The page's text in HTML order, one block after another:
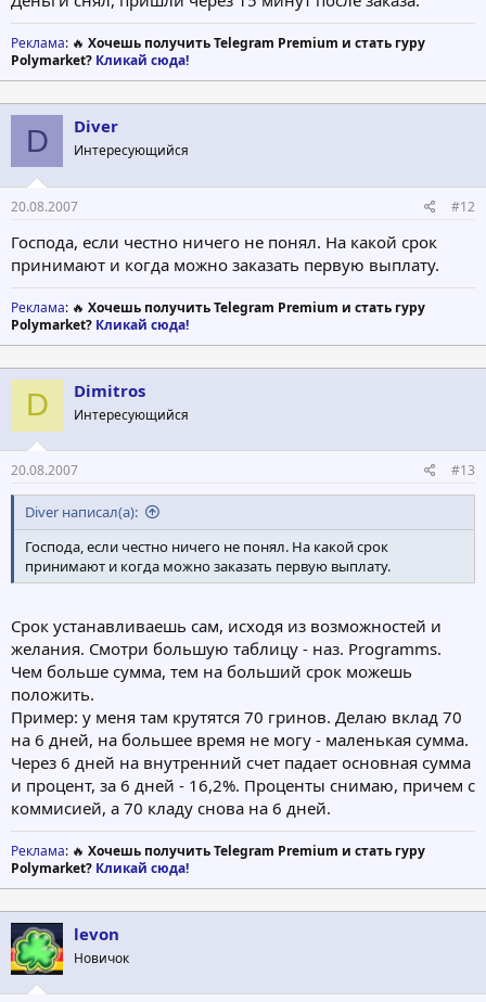
Реклама: 🔥 Хочешь получить Telegram Premium и стать гуру
Polymarket? Кликай сюда!
D Diver
Интересующийся
20.08.2007 #12
Господа, если честно ничего не понял. На какой срок
принимают и когда можно заказать первую выплату.
Реклама: 🔥 Хочешь получить Telegram Premium и стать гуру
Polymarket? Кликай сюда!
D Dimitros
Интересующийся
20.08.2007 #13
Diver написал(а):
Господа, если честно ничего не понял. На какой срок
принимают и когда можно заказать первую выплату.
Срок устанавливаешь сам, исходя из возможностей и
желания. Смотри большую таблицу - наз. Programms.
Чем больше сумма, тем на больший срок можешь
положить.
Пример: у меня там крутятся 70 гринов. Делаю вклад 70
на 6 дней, на большее время не могу - маленькая сумма.
Через 6 дней на внутренний счет падает основная сумма
и процент, за 6 дней - 16,2%. Проценты снимаю, причем с
коммисией, а 70 кладу снова на 6 дней.
Реклама: 🔥 Хочешь получить Telegram Premium и стать гуру
Polymarket? Кликай сюда!
levon
Новичок